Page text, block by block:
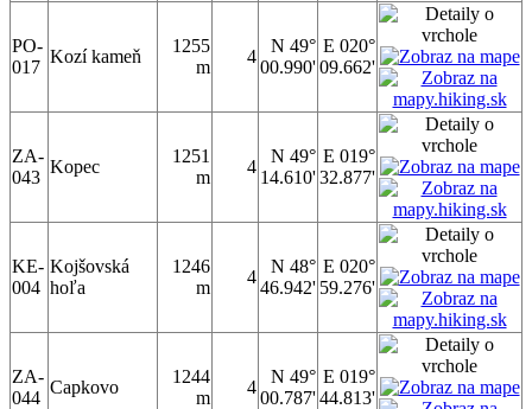
PO-
017
Kozí kameň
1255
m
4
N 49°
00.990'
E 020°
09.662'
ZA-
043
Kopec
1251
m
4
N 49°
14.610'
E 019°
32.877'
KE-
004
Kojšovská
hoľa
1246
m
4
N 48°
46.942'
E 020°
59.276'
ZA-
044
Capkovo
1244
m
4
N 49°
00.787'
E 019°
44.813'